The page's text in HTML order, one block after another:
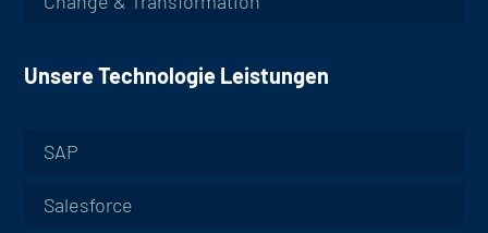
Unsere Technologie Leistungen
SAP
Salesforce